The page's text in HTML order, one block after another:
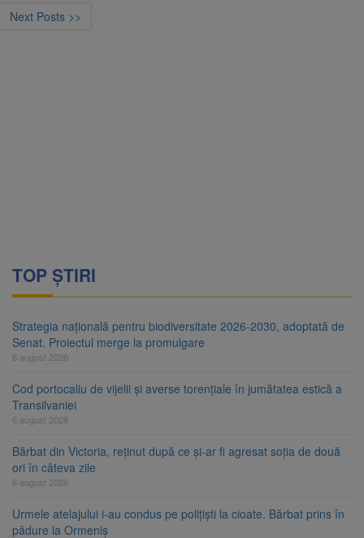
Next Posts >>
TOP ȘTIRI
Strategia națională pentru biodiversitate 2026-2030, adoptată de
Senat. Proiectul merge la promulgare
6 august 2026
Cod portocaliu de vijelii și averse torențiale în jumătatea estică a
Transilvaniei
6 august 2026
Bărbat din Victoria, reținut după ce și-ar fi agresat soția de două
ori în câteva zile
6 august 2026
Urmele atelajului i-au condus pe polițiști la cioate. Bărbat prins în
pădure la Ormeniș